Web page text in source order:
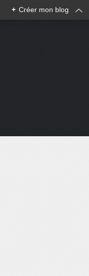
+ Créer mon blog